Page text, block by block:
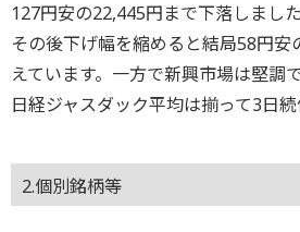
127円安の22,445円まで下落しまし
その後下げ幅を縮めると結局58円
えています。一方で新興市場は堅調
日経ジャスダック平均は揃って3日続
2.個別銘柄等